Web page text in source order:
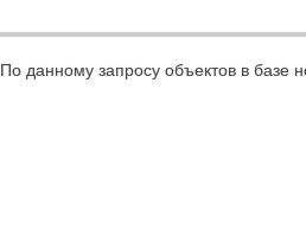
По данному запросу объектов в базе